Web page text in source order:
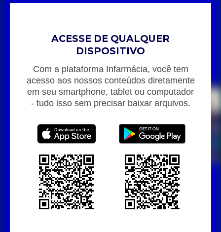
ACESSE DE QUALQUER
DISPOSITIVO
Com a plataforma Infarmácia, você tem
acesso aos nossos conteúdos diretamente
em seu smartphone, tablet ou computador
- tudo isso sem precisar baixar arquivos.